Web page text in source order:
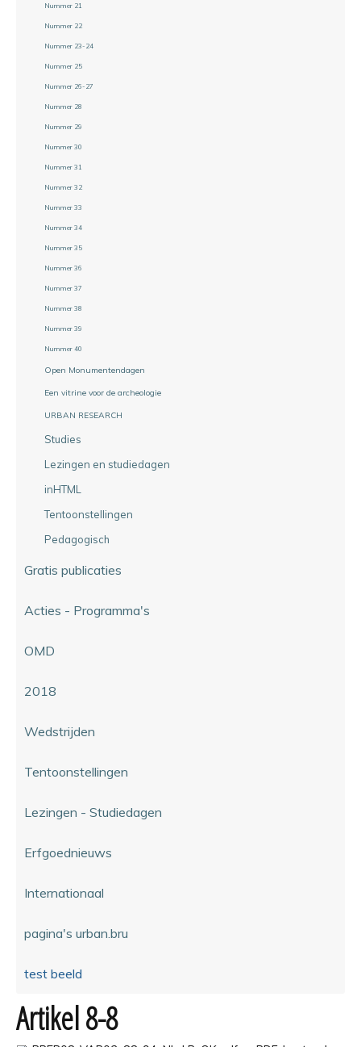
Nummer 21
Nummer 22
Nummer 23-24
Nummer 25
Nummer 26-27
Nummer 28
Nummer 29
Nummer 30
Nummer 31
Nummer 32
Nummer 33
Nummer 34
Nummer 35
Nummer 36
Nummer 37
Nummer 38
Nummer 39
Nummer 40
Open Monumentendagen
Een vitrine voor de archeologie
URBAN RESEARCH
Studies
Lezingen en studiedagen
inHTML
Tentoonstellingen
Pedagogisch
Gratis publicaties
Acties - Programma's
OMD
2018
Wedstrijden
Tentoonstellingen
Lezingen - Studiedagen
Erfgoednieuws
Internationaal
pagina's urban.bru
test beeld
Artikel 8-8